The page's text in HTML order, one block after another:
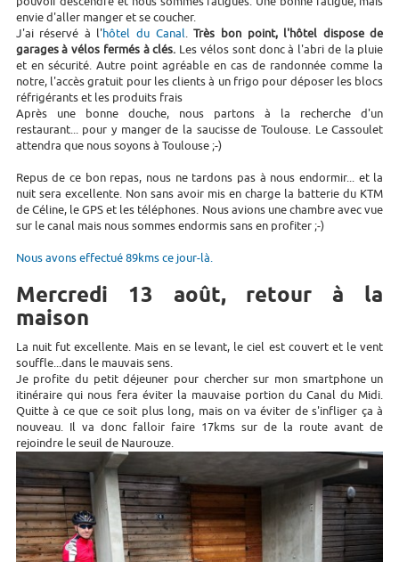
envie d'aller manger et se coucher.
J'ai réservé à l'hôtel du Canal.Très bon point, l'hôtel dispose de
garages à vélos fermés à clés. Les vélos sont donc à l'abri de la pluie
et en sécurité. Autre point agréable en cas de randonnée comme la
notre, l'accès gratuit pour les clients à un frigo pour déposer les blocs
réfrigérants et les produits frais
Après une bonne douche, nous partons à la recherche d'un
restaurant... pour y manger de la saucisse de Toulouse. Le Cassoulet
attendra que nous soyons à Toulouse ;-)
Repus de ce bon repas, nous ne tardons pas à nous endormir... et la
nuit sera excellente. Non sans avoir mis en charge la batterie du KTM
de Céline, le GPS et les téléphones. Nous avions une chambre avec vue
sur le canal mais nous sommes endormis sans en profiter ;-)
Nous avons effectué 89kms ce jour-là.
Mercredi 13 août, retour à la
maison
La nuit fut excellente. Mais en se levant, le ciel est couvert et le vent
souffle...dans le mauvais sens.
Je profite du petit déjeuner pour chercher sur mon smartphone un
itinéraire qui nous fera éviter la mauvaise portion du Canal du Midi.
Quitte à ce que ce soit plus long, mais on va éviter de s'infliger ça à
nouveau. Il va donc falloir faire 17kms sur de la route avant de
rejoindre le seuil de Naurouze.